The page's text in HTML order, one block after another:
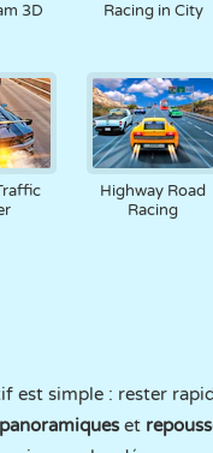
3D Racing in City
Highway Road
Racing
est simple : rester
et